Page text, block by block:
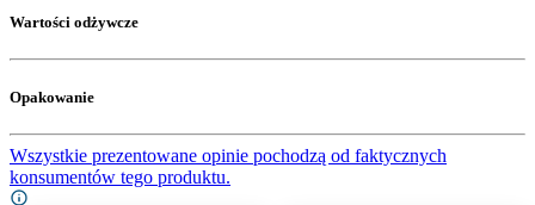
Wartości odżywcze
Opakowanie
Wszystkie prezentowane opinie pochodzą od faktycznych
konsumentów tego produktu.